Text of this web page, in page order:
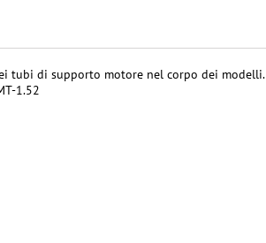
tubi di supporto motore nel corpo dei modelli.
1.52